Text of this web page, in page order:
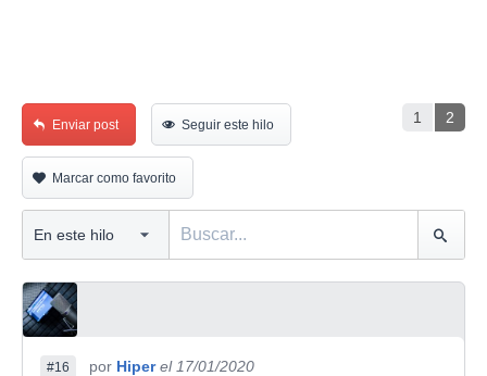
1 2
Enviar post Seguir este hilo
Marcar como favorito
#16 por Hiper el 17/01/2020